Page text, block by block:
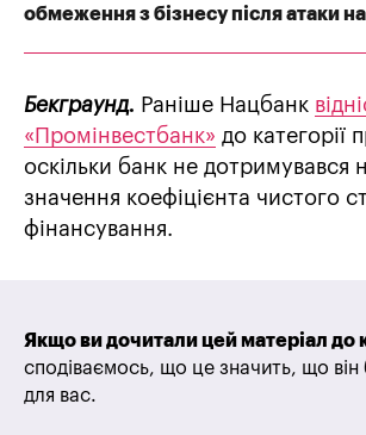
обмеження з бізнесу після атаки на
Бекграунд. Раніше Нацбанк
«Промінвестбанк» до категорії
оскільки банк не дотримувався
значення коефіцієнта чистого
фінансування.
Якщо ви дочитали цей матеріал до
сподіваємось, що це значить, що він
для вас.